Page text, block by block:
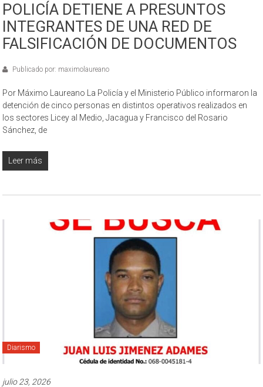
POLICÍA DETIENE A PRESUNTOS
INTEGRANTES DE UNA RED DE
FALSIFICACIÓN DE DOCUMENTOS
Publicado por: maximolaureano
Por Máximo Laureano La Policía y el Ministerio Público informaron la
detención de cinco personas en distintos operativos realizados en
los sectores Licey al Medio, Jacagua y Francisco del Rosario
Sánchez, de
Leer más
Diarismo
julio 23, 2026